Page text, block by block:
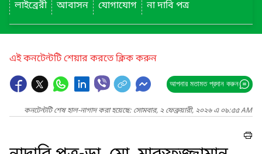
লাইব্রেরী
আবাসন যোগাযোগ না দাবি পত্র
এই কনটেন্টটি শেয়ার করতে ক্লিক করুন
আপনার মতামত প্রদান করুন
কনটেন্টটি শেষ হাল-নাগাদ করা হয়েছে: সোমবার, ২ ফেব্রুয়ারী, ২০২৬ এ ০৯:৫৫ AM